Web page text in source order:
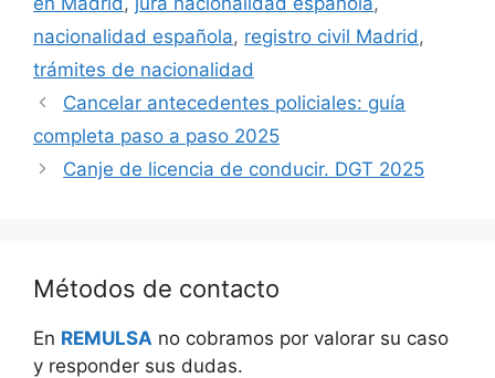
nacionalidad española, registro civil Madrid ,
trámites de nacionalidad
Cancelar antecedentes policiales: guía
completa paso a paso 2025
Canje de licencia de conducir. DGT 2025
Métodos de contacto
En REMULSA no cobramos por valorar su caso
y responder sus dudas.